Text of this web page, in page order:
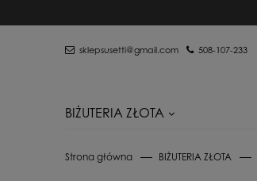
sklepsusetti@gmail.com 508-107-233
BIŻUTERIA ZŁOTA
Strona główna BIŻUTERIA ZŁOTA